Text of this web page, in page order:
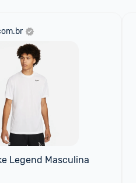
Legend Masculina